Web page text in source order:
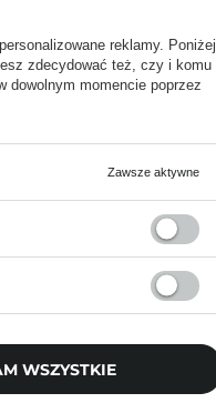
na maila!
reklamy. Poniżej
zdecydować też, czy i komu
dowolnym momencie poprzez
Zawsze aktywne
WSZYSTKIE